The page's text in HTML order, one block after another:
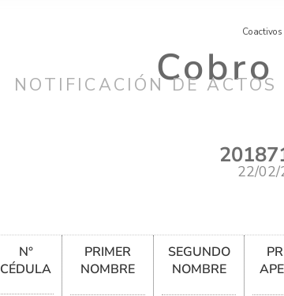
Coactivos
NOTIFICACIÓN DE
22/02/
N°
CÉDULA
PRIMER
NOMBRE
SEGUNDO
NOMBRE